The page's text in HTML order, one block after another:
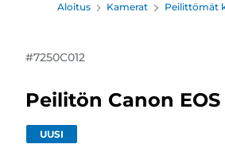
Aloitus Kamerat Peilittömät
#7250C012
Peilitön Canon
UUSI